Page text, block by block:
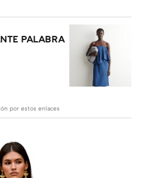
PALABRA
por estos enlaces